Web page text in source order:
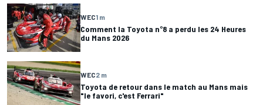
WEC1 m
Comment la Toyota n°8 a perdu les 24 Heures
du Mans 2026
WEC2 m
Toyota de retour dans le match au Mans mais
"le favori, c'est Ferrari"